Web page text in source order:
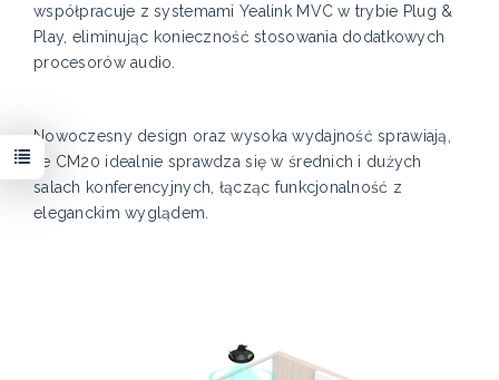
współpracuje z systemami Yealink MVC w trybie Plug &
Play, eliminując konieczność stosowania dodatkowych
procesorów audio.
Nowoczesny design oraz wysoka wydajność sprawiają,
że CM20 idealnie sprawdza się w średnich i dużych
salach konferencyjnych, łącząc funkcjonalność z
eleganckim wyglądem.